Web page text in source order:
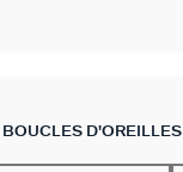
D'OREILLES